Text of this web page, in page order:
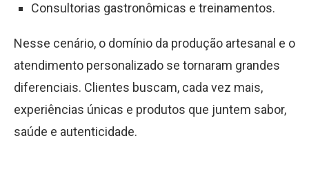
Consultorias gastronômicas e treinamentos.
Nesse cenário, o domínio da produção artesanal e o
atendimento personalizado se tornaram grandes
diferenciais. Clientes buscam, cada vez mais,
experiências únicas e produtos que juntem sabor,
saúde e autenticidade.